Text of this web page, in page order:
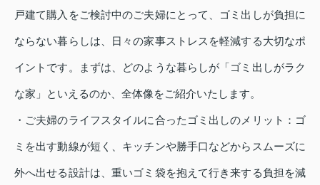
戸建て購入をご検討中のご夫婦にとって、ゴミ出しが負担に
ならない暮らしは、日々の家事ストレスを軽減する大切なポ
イントです。まずは、どのような暮らしが「ゴミ出しがラク
な家」といえるのか、全体像をご紹介いたします。
・ご夫婦のライフスタイルに合ったゴミ出しのメリット：ゴ
ミを出す動線が短く、キッチンや勝手口などからスムーズに
外へ出せる設計は、重いゴミ袋を抱えて行き来する負担を減